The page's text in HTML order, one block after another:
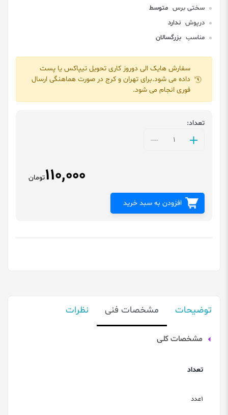
سختی برس متوسط
درپوش ندارد
مناسب بزرگسالان
سفارش هایک الی دوروز کاری تحویل تیپاکس یا پست
داده می شود.برای تهران و کرج در صورت هماهنگی ارسال
فوری انجام می شود.
تعداد:
110,000تومان
افزودن به سبد خرید
توضیحات مشخصات فنی نظرات
مشخصات کلی
تعداد
1عدد